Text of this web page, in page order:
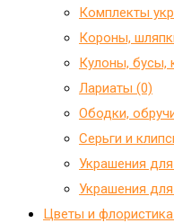
Комплекты
Короны,
Кулоны, бусы,
Лариаты (0)
Ободки,
Серьги и
Украшения
Украшения
Цветы и